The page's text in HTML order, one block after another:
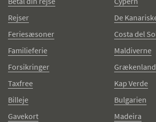
Rejser
Feriesæsoner
Familieferie
Forsikringer
Taxfree
Billeje
Gavekort
De
Costa del
Maldiverne
Grækenland
Kap Verde
Bulgarien
Madeira